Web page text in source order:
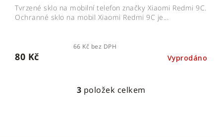
Vyprodáno
66 Kč bez DPH
80 Kč
Tvrzené sklo na mobilní telefon značky Xiaomi Redmi 9C.
Ochranné sklo na mobil Xiaomi Redmi 9C je...
O
3 položek celkem